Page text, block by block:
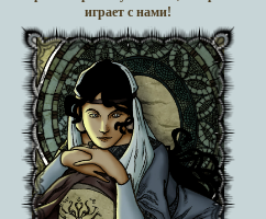
играет с нами!